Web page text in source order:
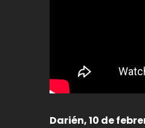
Darién, 10 de